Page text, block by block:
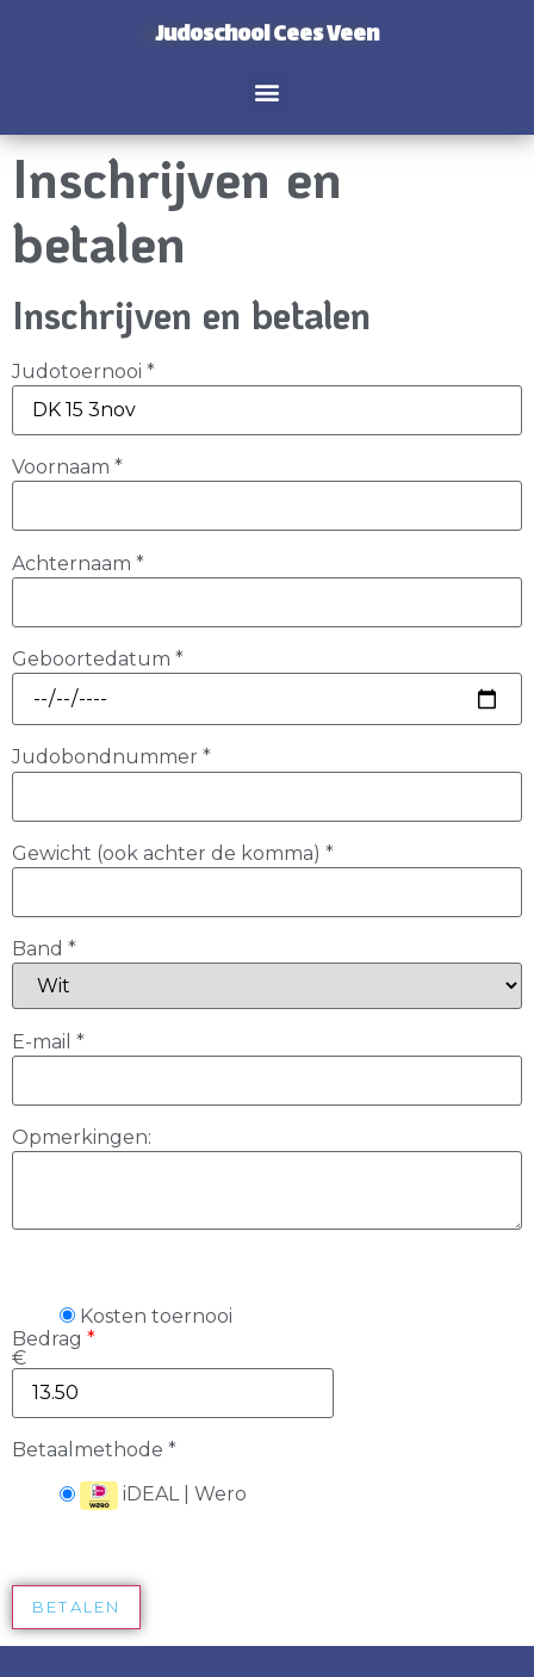
Judoschool Cees Veen
Inschrijven en
betalen
Inschrijven en betalen
Judotoernooi *
Voornaam *
Achternaam *
Geboortedatum *
Judobondnummer *
Gewicht (ook achter de komma) *
Band *
E-mail *
Opmerkingen:
Kosten toernooi
Bedrag *
€
Betaalmethode *
iDEAL | Wero
BETALEN